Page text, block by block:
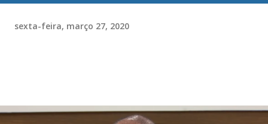
sexta-feira, março 27, 2020